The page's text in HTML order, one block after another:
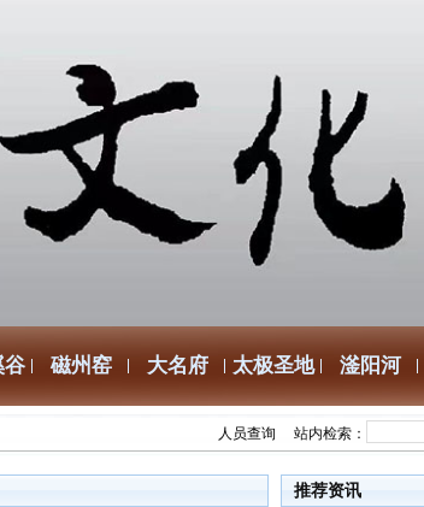
谷 磁州窑 大名府 太极圣地 滏阳河
人员查询 站内检索：
推荐资讯